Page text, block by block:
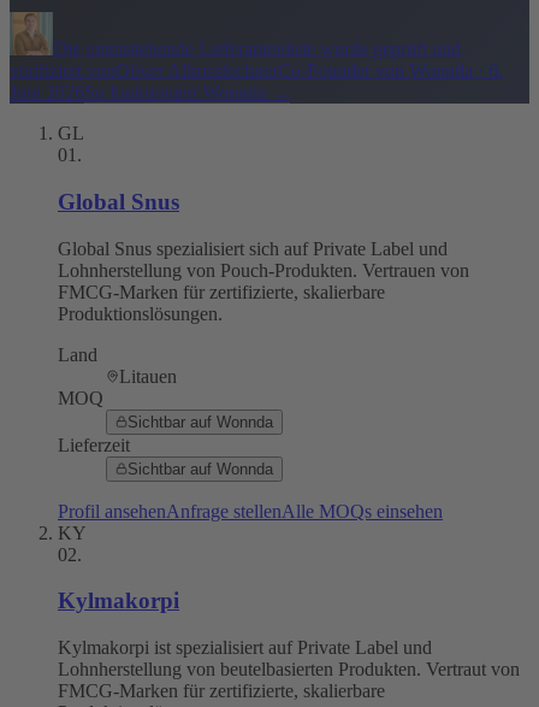
Die untenstehende Lieferantenliste wurde geprüft und
verifiziert vonOliver AllmoslechnerCo-Founder von Wonnda · 6.
Juni 2026So funktioniert Wonnda →
GL
01 .
Global Snus
Global Snus spezialisiert sich auf Private Label und
Lohnherstellung von Pouch-Produkten. Vertrauen von
FMCG-Marken für zertifizierte, skalierbare
Produktionslösungen.
Land
Litauen
MOQ
Sichtbar auf Wonnda
Lieferzeit
Sichtbar auf Wonnda
Profil ansehenAnfrage stellenAlle MOQs einsehen
KY
02.
Kylmakorpi
Kylmakorpi ist spezialisiert auf Private Label und
Lohnherstellung von beutelbasierten Produkten. Vertraut von
FMCG-Marken für zertifizierte, skalierbare